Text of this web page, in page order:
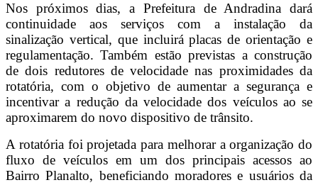
Nos próximos dias, a Prefeitura de Andradina dará
continuidade aos serviços com a instalação da
sinalização vertical, que incluirá placas de orientação e
regulamentação. Também estão previstas a construção
de dois redutores de velocidade nas proximidades da
rotatória, com o objetivo de aumentar a segurança e
incentivar a redução da velocidade dos veículos ao se
aproximarem do novo dispositivo de trânsito.
A rotatória foi projetada para melhorar a organização do
fluxo de veículos em um dos principais acessos ao
Bairro Planalto, beneficiando moradores e usuários da